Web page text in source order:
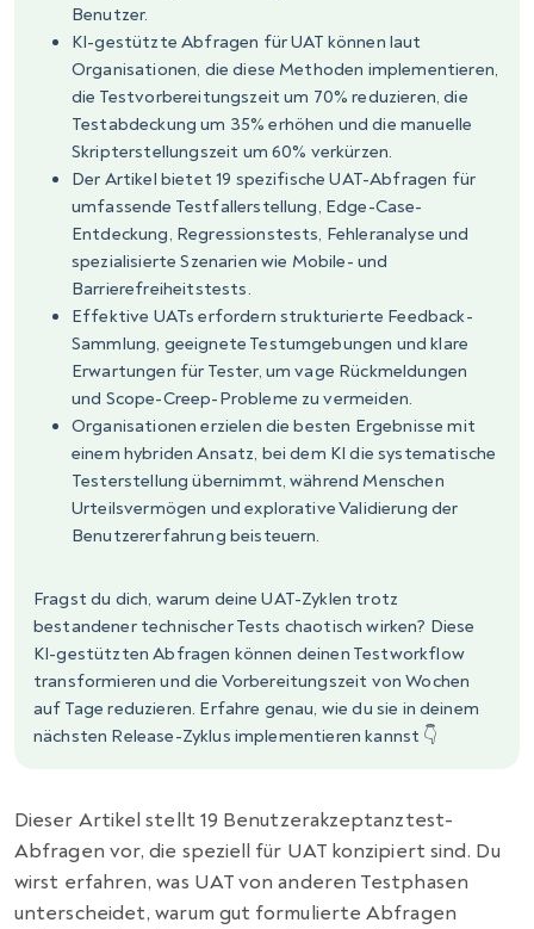
Benutzer.
KI-gestützte Abfragen für UAT können laut
Organisationen, die diese Methoden implementieren,
die Testvorbereitungszeit um 70% reduzieren, die
Testabdeckung um 35% erhöhen und die manuelle
Skripterstellungszeit um 60% verkürzen.
Der Artikel bietet 19 spezifische UAT-Abfragen für
umfassende Testfallerstellung, Edge-Case-
Entdeckung, Regressionstests, Fehleranalyse und
spezialisierte Szenarien wie Mobile- und
Barrierefreiheitstests.
Effektive UATs erfordern strukturierte Feedback-
Sammlung, geeignete Testumgebungen und klare
Erwartungen für Tester, um vage Rückmeldungen
und Scope-Creep-Probleme zu vermeiden.
Organisationen erzielen die besten Ergebnisse mit
einem hybriden Ansatz, bei dem KI die systematische
Testerstellung übernimmt, während Menschen
Urteilsvermögen und explorative Validierung der
Benutzererfahrung beisteuern.
Fragst du dich, warum deine UAT-Zyklen trotz
bestandener technischer Tests chaotisch wirken? Diese
KI-gestützten Abfragen können deinen Testworkflow
transformieren und die Vorbereitungszeit von Wochen
auf Tage reduzieren. Erfahre genau, wie du sie in deinem
nächsten Release-Zyklus implementieren kannst 👇
Dieser Artikel stellt 19 Benutzerakzeptanztest-
Abfragen vor, die speziell für UAT konzipiert sind. Du
wirst erfahren, was UAT von anderen Testphasen
unterscheidet, warum gut formulierte Abfragen